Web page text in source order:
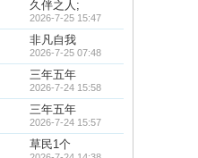
久伴之人;
2026-7-25 15:47
非凡自我
2026-7-25 07:48
三年五年
2026-7-24 15:58
三年五年
2026-7-24 15:57
草民1个